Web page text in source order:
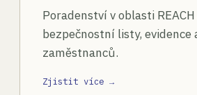
Poradenství v oblasti REACH
bezpečnostní listy, evidence
zaměstnanců.
Zjistit více →